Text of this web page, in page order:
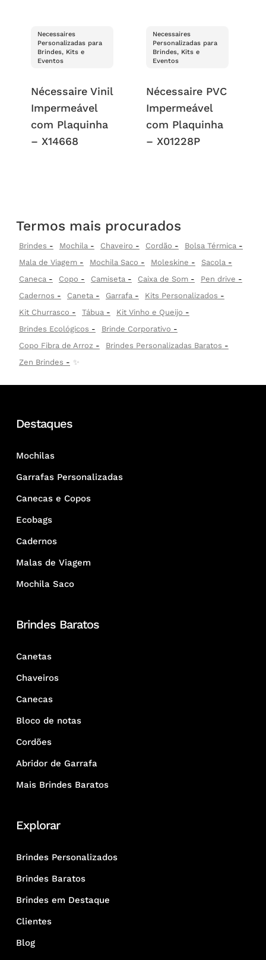
Necessaires
Personalizadas para
Brindes, Kits e
Eventos
Nécessaire Vinil
Impermeável
com Plaquinha
– X14668
Necessaires
Personalizadas para
Brindes, Kits e
Eventos
Nécessaire PVC
Impermeável
com Plaquinha
– X01228P
Termos mais procurados
Brindes Mochila Chaveiro Cordão
Bolsa Térmica
Mala de Viagem
Mochila Saco Moleskine
Sacola
Caneca
Copo Camiseta Caixa de Som
Pen drive
Cadernos
Caneta Garrafa
Kits Personalizados
Kit Churrasco
Tábua
Kit Vinho e Queijo
Brindes Ecológicos
Brinde Corporativo
Copo Fibra de Arroz
Brindes Personalizadas Baratos
Zen Brindes
✨
Destaques
Mochilas
Garrafas Personalizadas
Canecas e Copos
Ecobags
Cadernos
Malas de Viagem
Mochila Saco
Brindes Baratos
Canetas
Chaveiros
Canecas
Bloco de notas
Cordões
Abridor de Garrafa
Mais Brindes Baratos
Explorar
Brindes Personalizados
Brindes Baratos
Brindes em Destaque
Clientes
Blog